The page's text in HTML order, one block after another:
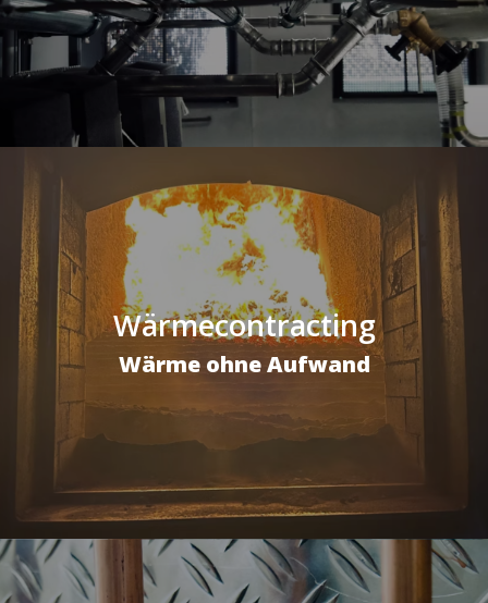
Wärmecontracting
Wärme ohne Aufwand